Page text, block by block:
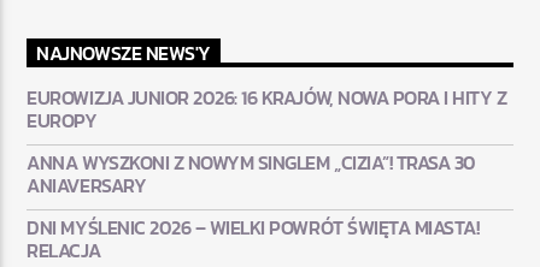
NAJNOWSZE NEWS'Y
EUROWIZJA JUNIOR 2026: 16 KRAJÓW, NOWA PORA I HITY Z
EUROPY
ANNA WYSZKONI Z NOWYM SINGLEM „CIZIA”! TRASA 30
ANIAVERSARY
DNI MYŚLENIC 2026 – WIELKI POWRÓT ŚWIĘTA MIASTA!
RELACJA